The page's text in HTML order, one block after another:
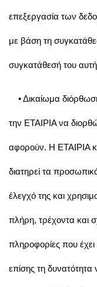
επεξεργασία των
με βάση τη
συγκατάθεσή του
• Δικαίωμα
την ΕΤΑΙΡΙΑ να
αφορούν. Η ΕΤΑΙΡΙΑ
διατηρεί τα
έλεγχό της και
πλήρη, τρέχοντα και
πληροφορίες που
επίσης τη δυνατότητα